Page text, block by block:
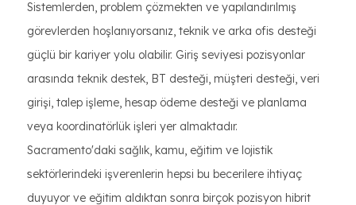
Sistemlerden, problem çözmekten ve yapılandırılmış
görevlerden hoşlanıyorsanız, teknik ve arka ofis desteği
güçlü bir kariyer yolu olabilir. Giriş seviyesi pozisyonlar
arasında teknik destek, BT desteği, müşteri desteği, veri
girişi, talep işleme, hesap ödeme desteği ve planlama
veya koordinatörlük işleri yer almaktadır.
Sacramento'daki sağlık, kamu, eğitim ve lojistik
sektörlerindeki işverenlerin hepsi bu becerilere ihtiyaç
duyuyor ve eğitim aldıktan sonra birçok pozisyon hibrit